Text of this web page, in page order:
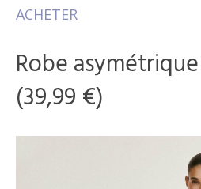
ACHETER
Robe
(39,99 €)